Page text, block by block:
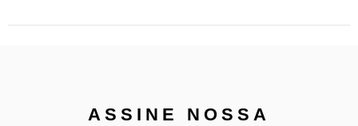
ASSINE NOSSA